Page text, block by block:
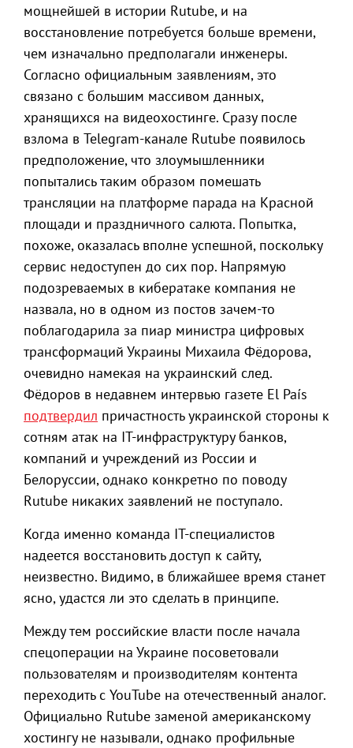
мощнейшей в истории Rutube, и на
восстановление потребуется больше времени,
чем изначально предполагали инженеры.
Согласно официальным заявлениям, это
связано с большим массивом данных,
хранящихся на видеохостинге. Сразу после
взлома в Telegram-канале Rutube появилось
предположение, что злоумышленники
попытались таким образом помешать
трансляции на платформе парада на Красной
площади и праздничного салюта. Попытка,
похоже, оказалась вполне успешной, поскольку
сервис недоступен до сих пор. Напрямую
подозреваемых в кибератаке компания не
назвала, но в одном из постов зачем-то
поблагодарила за пиар министра цифровых
трансформаций Украины Михаила Фёдорова,
очевидно намекая на украинский след.
Фёдоров в недавнем интервью газете El País
подтвердил причастность украинской стороны к
сотням атак на IT-инфраструктуру банков,
компаний и учреждений из России и
Белоруссии, однако конкретно по поводу
Rutube никаких заявлений не поступало.
Когда именно команда IT-специалистов
надеется восстановить доступ к сайту,
неизвестно. Видимо, в ближайшее время станет
ясно, удастся ли это сделать в принципе.
Между тем российские власти после начала
спецоперации на Украине посоветовали
пользователям и производителям контента
переходить с YouTube на отечественный аналог.
Официально Rutube заменой американскому
хостингу не называли, однако профильные